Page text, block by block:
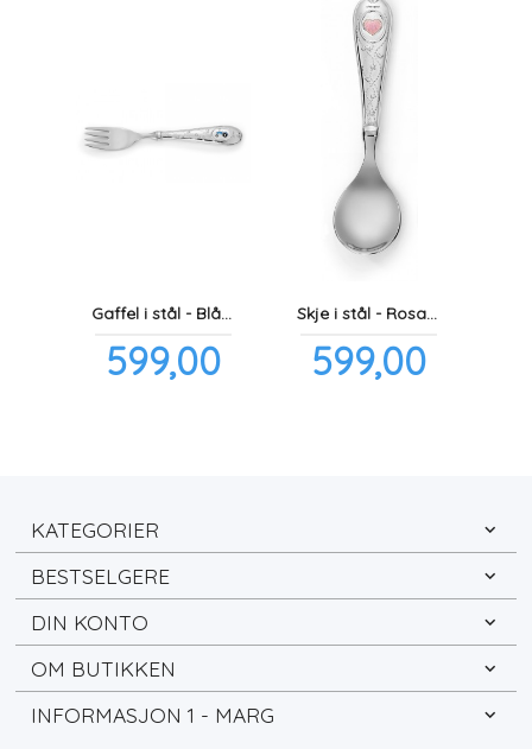
Gaffel i stål - Blå traktor
Pris
599,00inkl.
mva.
Skje i stål - Rosa hjerte
Pris
599,00mva.
KATEGORIER
BESTSELGERE
DIN KONTO
OM BUTIKKEN
INFORMASJON 1 - MARG